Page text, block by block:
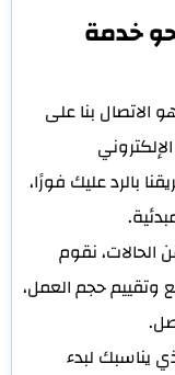
خدمة
الاتصال بنا على
بالرد عليك فورًا،
الحالات، نقوم
وتقييم حجم العمل،
يناسبك لبدء